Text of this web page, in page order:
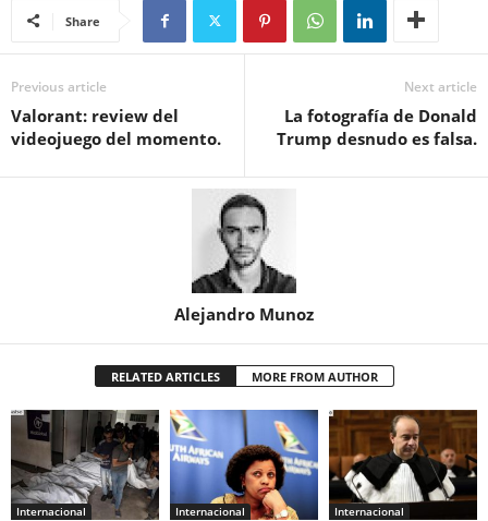
Share
Previous article
Valorant: review del
videojuego del momento.
Next article
La fotografía de Donald
Trump desnudo es falsa.
Alejandro Munoz
RELATED ARTICLES MORE FROM AUTHOR
Internacional Internacional Internacional